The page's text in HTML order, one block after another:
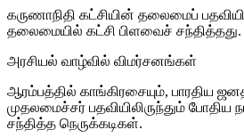
கருணாநிதி கட்சியின் தலைமைப்
தலைமையில் கட்சி பிளவைச்
அரசியல் வாழ்வில் விமர்சனங்கள்
ஆரம்பத்தில் காங்கிரசையும், பாரதிய
முதலமைச்சர் பதவியிலிருந்தும்
சந்தித்த நெருக்கடிகள்.